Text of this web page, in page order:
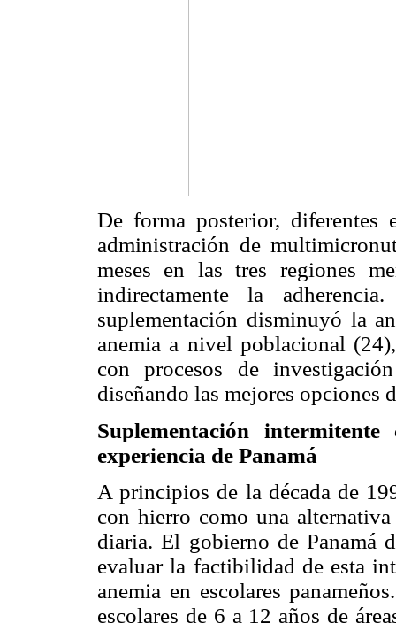
De forma posterior, diferentes
administración de
meses en las tres regiones
indirectamente la
suplementación disminuyó la
anemia a nivel poblacional
con procesos de
diseñando las mejores opciones
Suplementación
experiencia de Panamá
A principios de la década de
con hierro como una
diaria. El gobierno de Panamá
evaluar la factibilidad de esta
anemia en escolares
escolares de 6 a 12 años de